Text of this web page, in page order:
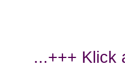
...+++ Klick